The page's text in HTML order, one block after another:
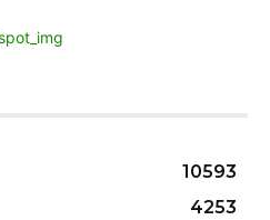
10593
4253